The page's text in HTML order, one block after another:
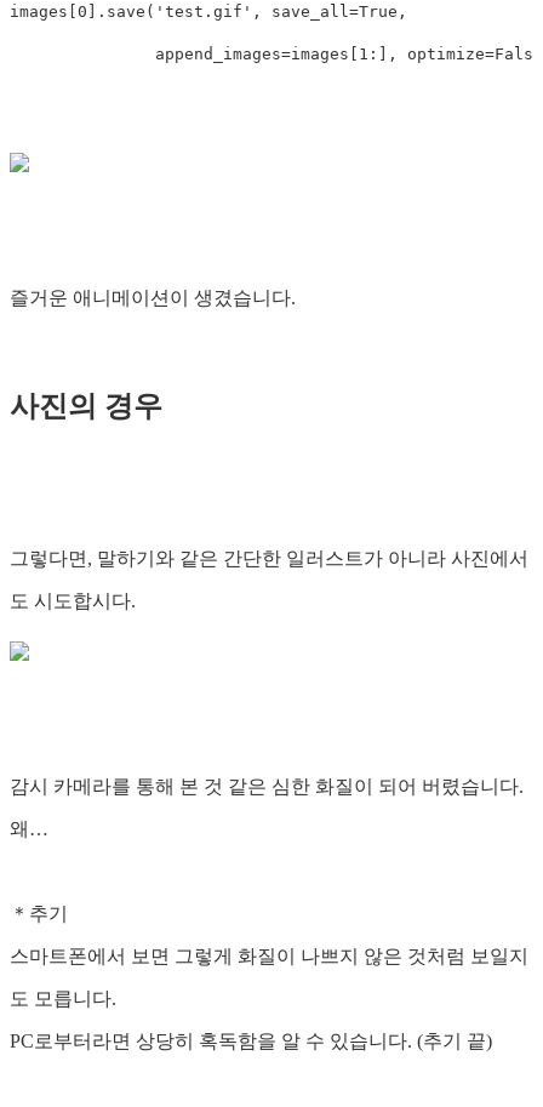
images 0 ]. save ( 'test.gif' , save_all =True ,
append_images=images 1 :], optimize=False
즐거운 애니메이션이 생겼습니다.
사진의 경우
그렇다면, 말하기와 같은 간단한 일러스트가 아니라 사진에서
도 시도합시다.
감시 카메라를 통해 본 것 같은 심한 화질이 되어 버렸습니다.
왜…
＊추기
스마트폰에서 보면 그렇게 화질이 나쁘지 않은 것처럼 보일지
도 모릅니다.
PC로부터라면 상당히 혹독함을 알 수 있습니다. (추기 끝)